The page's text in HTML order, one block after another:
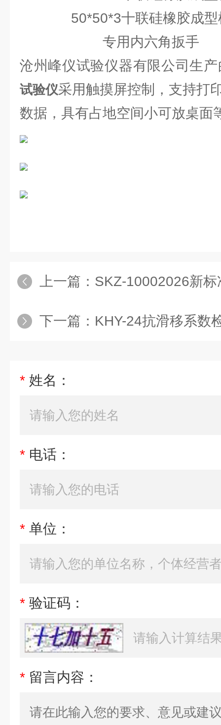
50*50*3十联硅橡胶
专用内六角
沧州峰仪试验仪器有限公司生产
试验仪采用触摸屏控制，支持打
数据，具有占地空间小可放桌面
上一篇： SKZ-10002026新标准陶瓷
下一篇： KHY-24抗滑移系数检测
* 姓名：
* 电话：
* 单位：
* 验证码：
* 留言内容：